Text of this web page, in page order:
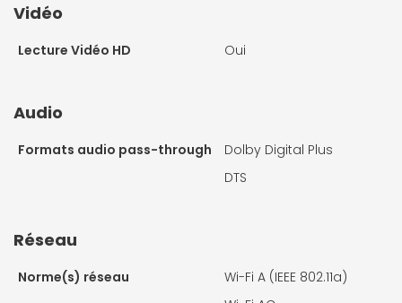
Vidéo
Lecture Vidéo HD Oui
Audio
Formats audio pass-through
Dolby Digital Plus
DTS
Réseau
Norme(s) réseau
Wi-Fi A (IEEE 802.11a)